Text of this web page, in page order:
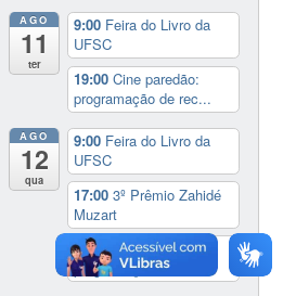
AGO
11
ter
9:00 Feira do Livro da
UFSC
19:00Cine paredão:
programação de rec...
AGO
12
qua
9:00 Feira do Livro da
UFSC
17:003º Prêmio Zahidé
Muzart
19:00 Cine paredão:
programação de rec...